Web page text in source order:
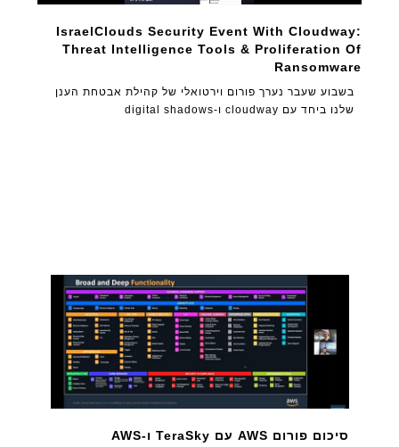
IsraelClouds Security Event With Cloudway:
Threat Intelligence Tools & Proliferation Of
Ransomware
בשבוע שעבר נערך פורום וירטואלי של קהילת אבטחת הענן
שלנו ביחד עם cloudway ו-digital shadows
סיכום פורום AWS עם TeraSky ו-AWS